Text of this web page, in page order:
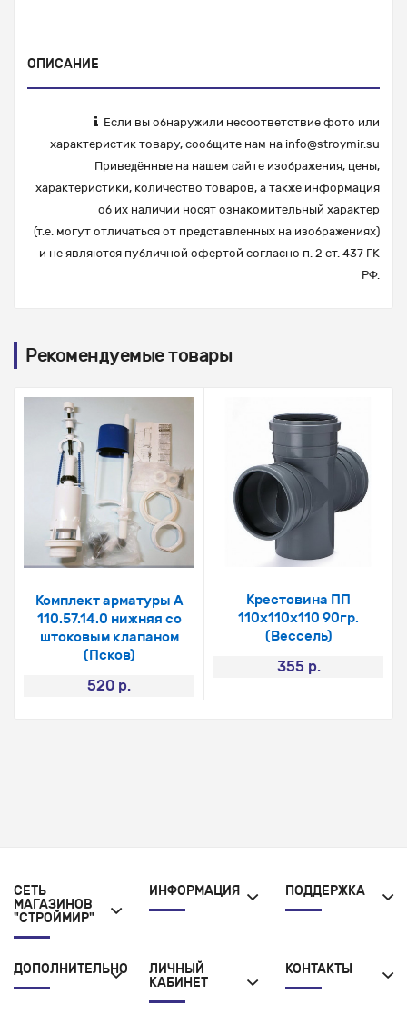
ОПИСАНИЕ
Если вы обнаружили несоответствие фото или
характеристик товару, сообщите нам на info@stroymir.su
Приведённые на нашем сайте изображения, цены,
характеристики, количество товаров, а также информация
об их наличии носят ознакомительный характер
(т.е. могут отличаться от представленных на изображениях)
и не являются публичной офертой согласно п. 2 ст. 437 ГК
РФ.
Рекомендуемые товары
Комплект арматуры А
110.57.14.0 нижняя со
штоковым клапаном
(Псков)
520 р.
Крестовина ПП
110х110х110 90гр.
(Вессель)
355 р.
СЕТЬ
МАГАЗИНОВ
"СТРОЙМИР"
ИНФОРМАЦИЯ ПОДДЕРЖКА
ДОПОЛНИТЕЛЬНО
ЛИЧНЫЙ
КАБИНЕТ
КОНТАКТЫ